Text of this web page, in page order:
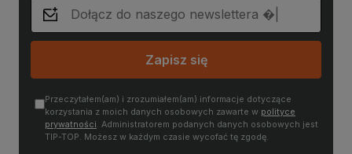
Zapisz się
Przeczytałem(am) i zrozumiałem(am) informacje dotyczące
korzystania z moich danych osobowych zawarte w polityce
prywatności. Administratorem podanych danych osobowych jest
TIP-TOP. Możesz w każdym czasie wycofać tę zgodę.